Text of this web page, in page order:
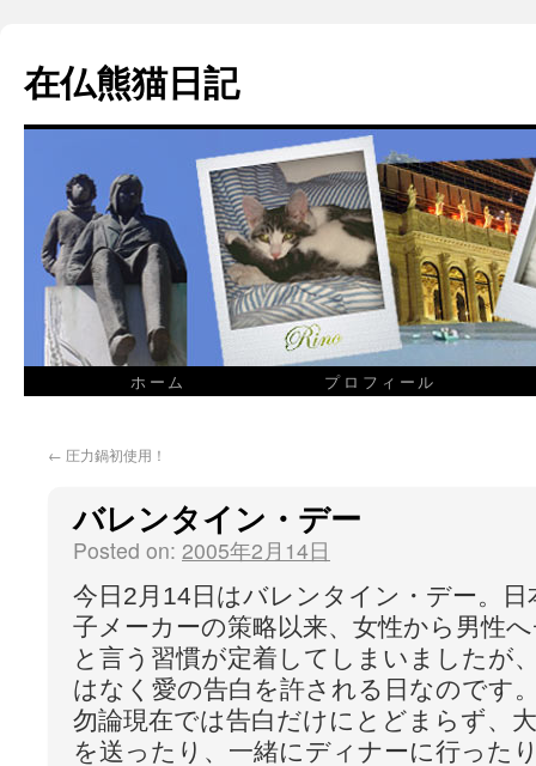
在仏熊猫日記
ホーム プロフィール
← 圧力鍋初使用！
バレンタイン・デー
Posted on: 2005年2月14日
今日2月14日はバレンタイン・デー。
子メーカーの策略以来、女性から男性
と言う習慣が定着してしまいましたが
はなく愛の告白を許される日なのです
勿論現在では告白だけにとどまらず、
を送ったり、一緒にディナーに行った